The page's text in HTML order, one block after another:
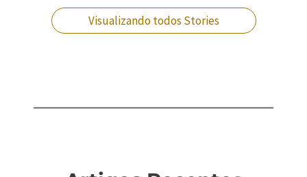
Visualizando todos Stories